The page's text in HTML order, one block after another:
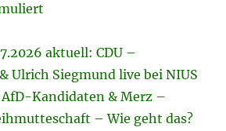
aktuell: CDU –
Ulrich Siegmund live bei NIUS
AfD-Kandidaten & Merz –
– Wie geht das?